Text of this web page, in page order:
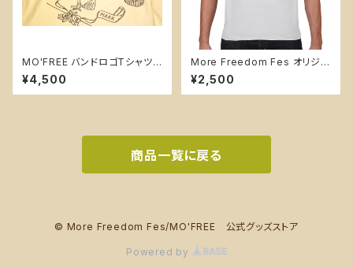
MO'FREE バンドロゴTシャツ
【B・フロントハトロゴ】
¥4,500
More Freedom Fes オリジナ
ルTシャツ【ホワイト】
¥2,500
商品一覧に戻る
© More Freedom Fes/MO'FREE 公式グッズストア
Powered by